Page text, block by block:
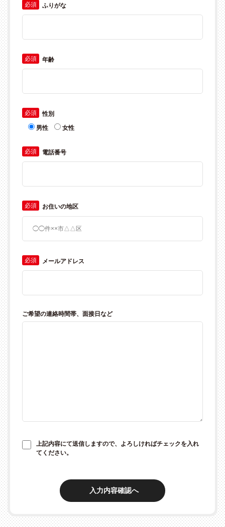
必須 ふりがな
必須 年齢
必須
性別
男性
女性
必須 電話番号
必須 お住いの地区
必須 メールアドレス
ご希望の連絡時間帯、面接日など
上記内容にて送信しますので、よろしければチェックを入れ
てください。